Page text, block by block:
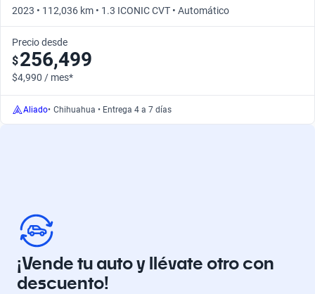
2023 • 112,036 km • 1.3 ICONIC CVT • Automático
Precio desde
$256,499
$4,990 / mes*
Aliado• Chihuahua • Entrega 4 a 7 días
¡Vende tu auto y llévate otro con
descuento!